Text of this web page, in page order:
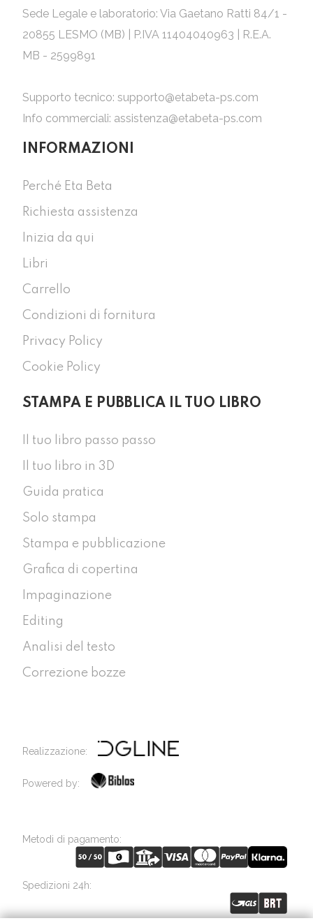
Sede Legale e laboratorio: Via Gaetano Ratti 84/1 -
20855 LESMO (MB) | P.IVA 11404040963 | R.E.A.
MB - 2599891
Supporto tecnico: supporto@etabeta-ps.com
Info commerciali: assistenza@etabeta-ps.com
INFORMAZIONI
Perché Eta Beta
Richiesta assistenza
Inizia da qui
Libri
Carrello
Condizioni di fornitura
Privacy Policy
Cookie Policy
STAMPA E PUBBLICA IL TUO LIBRO
Il tuo libro passo passo
Il tuo libro in 3D
Guida pratica
Solo stampa
Stampa e pubblicazione
Grafica di copertina
Impaginazione
Editing
Analisi del testo
Correzione bozze
Realizzazione:
Powered by:
Metodi di pagamento:
Spedizioni 24h: